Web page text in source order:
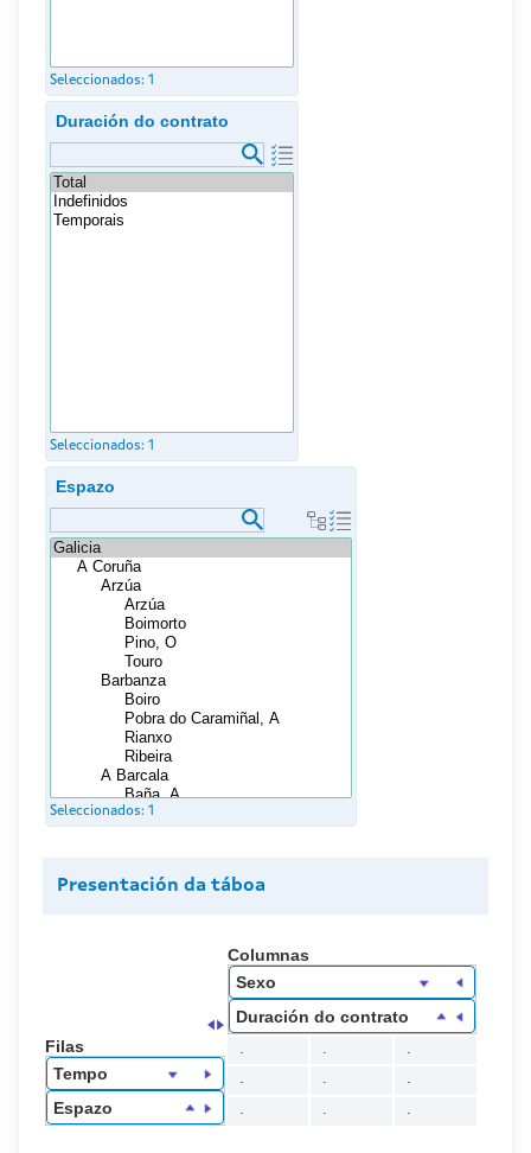
Seleccionados: 1
Duración do contrato
Seleccionados: 1
Espazo
Seleccionados: 1
Presentación da táboa
Columnas
Sexo
Duración do contrato
Filas
Tempo
Espazo